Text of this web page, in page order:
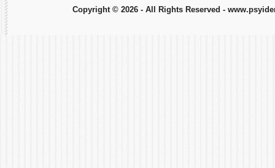
Copyright © 2026 - All Rights Reserved -